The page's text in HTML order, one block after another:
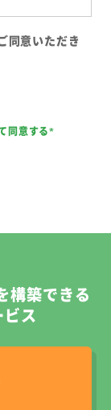
同意いただき
同意する*
構築できる
ス